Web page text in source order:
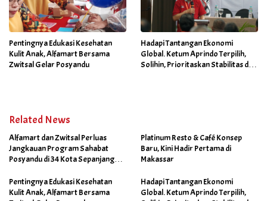
Pentingnya Edukasi Kesehatan
Kulit Anak, Alfamart Bersama
Zwitsal Gelar Posyandu
Hadapi Tantangan Ekonomi
Global. Ketum Aprindo Terpilih,
Solihin, Prioritaskan Stabilitas dan
Related News
Alfamart dan Zwitsal Perluas
Jangkauan Program Sahabat
Posyandu di 34 Kota Sepanjang
Platinum Resto & Café Konsep
Baru, Kini Hadir Pertama di
Makassar
Pentingnya Edukasi Kesehatan
Kulit Anak, Alfamart Bersama
Hadapi Tantangan Ekonomi
Global. Ketum Aprindo Terpilih,